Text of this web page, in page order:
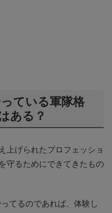
ている軍隊格
ある？
上げられたプロフェッショ
守るためにできてきたもの
てるのであれば、体験し